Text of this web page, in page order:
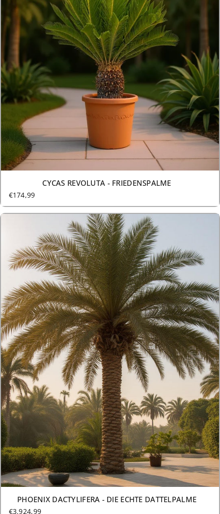
8 GRÖSSEN AB €174,99
CYCAS REVOLUTA - FRIEDENSPALME
€174,99
PHOENIX DACTYLIFERA - DIE ECHTE DATTELPALME
€3.924,99